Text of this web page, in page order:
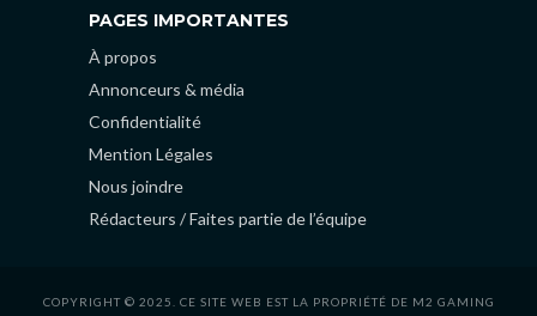
PAGES IMPORTANTES
À propos
Annonceurs & média
Confidentialité
Mention Légales
Nous joindre
Rédacteurs / Faites partie de l’équipe
COPYRIGHT © 2025. CE SITE WEB EST LA PROPRIÉTÉ DE M2 GAMING